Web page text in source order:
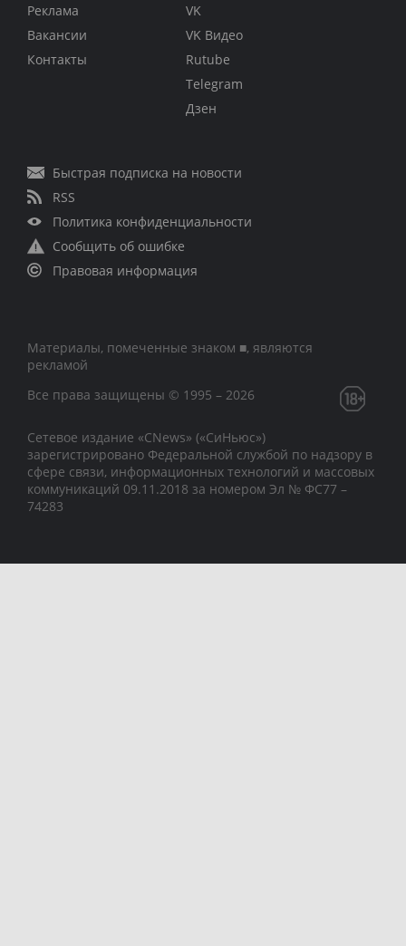
Реклама
Вакансии
Контакты
VK
VK Видео
Rutube
Telegram
Дзен
Быстрая подписка на новости
RSS
Политика конфиденциальности
Сообщить об ошибке
Правовая информация
Материалы, помеченные знаком ■, являются
рекламой
Все права защищены © 1995 – 2026
Сетевое издание «CNews» («СиНьюс»)
зарегистрировано Федеральной службой по надзору в
сфере связи, информационных технологий и массовых
коммуникаций 09.11.2018 за номером Эл № ФС77 –
74283